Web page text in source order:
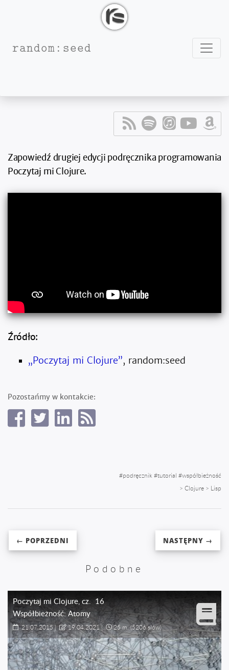
random:seed
Zapowiedź drugiej edycji podręcznika programowania
Poczytaj mi Clojure.
Źródło:
„Poczytaj mi Clojure”, random:seed
Pozostańmy w kontakcie:
#podręcznik #tutorial #współbieżność
> Clojure > Lisp
← POPRZEDNI NASTĘPNY →
Podobne
Poczytaj mi Clojure, cz. 16
Współbieżność: Atomy
21.07.2015| 19.04.2021| 25 m.(5206 słów)